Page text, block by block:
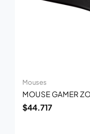
Mouses
MOUSE GAMER
$44.717